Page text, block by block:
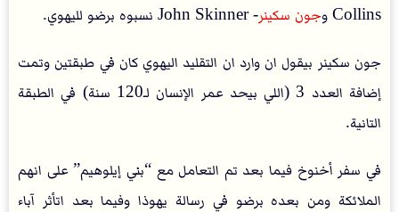
Collins و جون سكينر- John Skinner نسبوه برضو لليهوي.
جون سكينر بيقول ان وارد ان التقليد اليهوي كان في طبقتين وتمت
إضافة العدد 3 (اللي بيحد عمر الإنسان لـ120 سنة) في الطبقة
التانية.
في سفر أخنوخ فيما بعد تم التعامل مع “بني إيلوهيم” على انهم
الملائكة ومن بعده برضو في رسالة يهوذا وفيما بعد اتأثر آباء